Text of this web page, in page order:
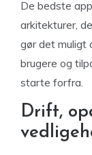
De bedste
arkitekturer,
gør det muligt
brugere og
starte forfra.
Drift,